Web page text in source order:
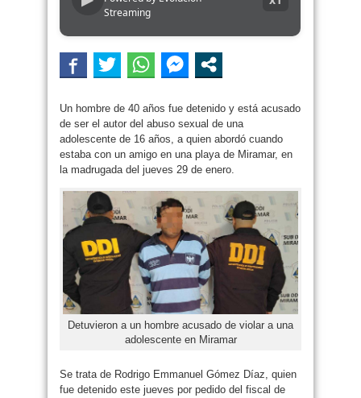
Streaming
Un hombre de 40 años fue detenido y está acusado
de ser el autor del abuso sexual de una
adolescente de 16 años, a quien abordó cuando
estaba con un amigo en una playa de Miramar, en
la madrugada del jueves 29 de enero.
Detuvieron a un hombre acusado de violar a una
adolescente en Miramar
Se trata de Rodrigo Emmanuel Gómez Díaz, quien
fue detenido este jueves por pedido del fiscal de